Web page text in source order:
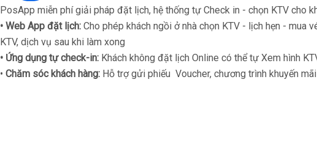
PosApp miễn phí giải pháp đặt lịch, hệ thống tự Check in - chọn KTV cho
• Web App đặt lịch: Cho phép khách ngồi ở nhà chọn KTV - lịch hẹn - mua
KTV, dịch vụ sau khi làm xong
• Ứng dụng tự check-in: Khách không đặt lịch Online có thể tự Xem hình
• Chăm sóc khách hàng: Hỗ trợ gửi phiếu Voucher, chương trình khuyến